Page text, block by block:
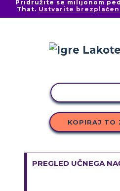
Pridružite se milijonom
That. Ustvarite
KOPIRAJ TO
PREGLED UČNEGA